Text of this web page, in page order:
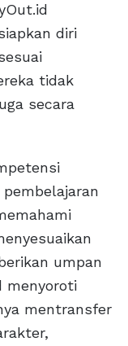
diri
tidak
secara
umpan
menyoroti
mentransfer